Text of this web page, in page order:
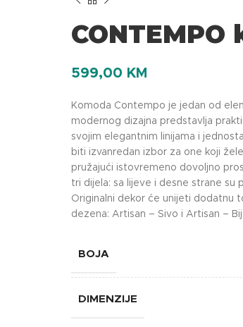
599,00 KM
Komoda Contempo je jedan od
modernog dizajna predstavlja
svojim elegantnim linijama i
biti izvanredan izbor za one koji
pružajući istovremeno dovoljno
tri dijela: sa lijeve i desne strane su
Originalni dekor će unijeti dodatnu
dezena: Artisan – Sivo i Artisan –
BOJA
DIMENZIJE